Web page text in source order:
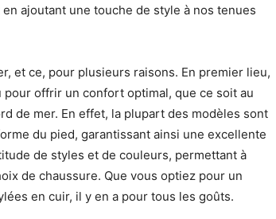
ajoutant une touche de style à nos tenues
et ce, pour plusieurs raisons. En premier lieu,
offrir un confort optimal, que ce soit au
de mer. En effet, la plupart des modèles sont
du pied, garantissant ainsi une excellente
de styles et de couleurs, permettant à
de chaussure. Que vous optiez pour un
en cuir, il y en a pour tous les goûts.